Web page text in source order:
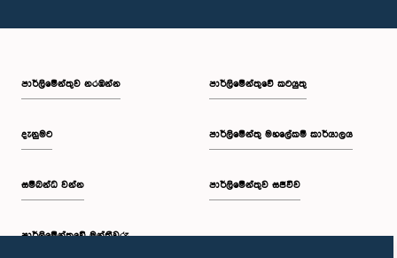
පාර්ලි‌මේන්තුව නරඹන්න
දැනුමට
සම්බන්ධ වන්න
පාර්ලි‌මේන්තුවේ මන්ත්‍රීවරු
පාර්ලිමේන්තුවේ කටයුතු
පාර්ලිමේන්තු මහලේකම් කාර්යාලය
පාර්ලිමේන්තුව සජීවීව